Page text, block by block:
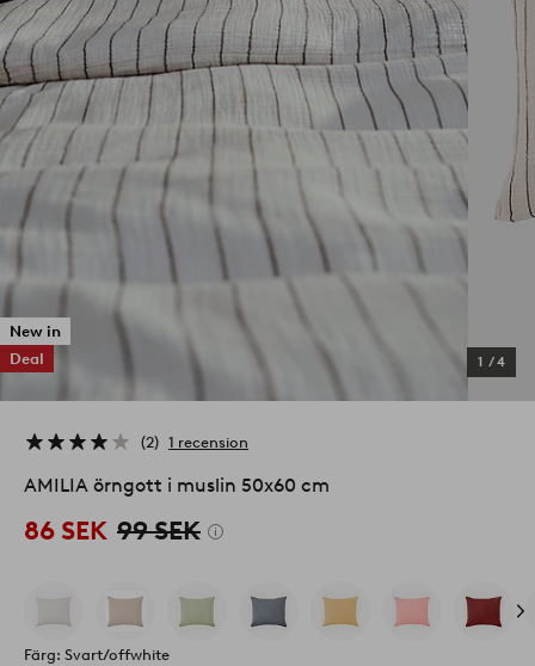
New in
Deal
1 /4
2 1 recension
AMILIA örngott i muslin 50x60 cm
86 SEK 99 SEK
Färg: Svart/offwhite